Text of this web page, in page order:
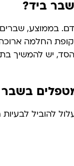
ביד?
החלמה ארוכה
יש להמשיך
בשבר
להוביל